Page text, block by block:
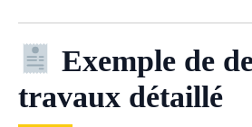
Exemple de
travaux détaillé